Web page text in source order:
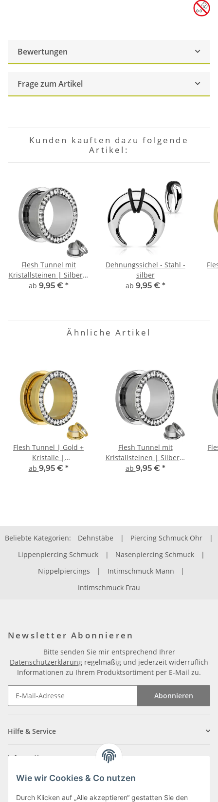
Wie wir Cookies & Co nutzen
Durch Klicken auf „Alle akzeptieren“ gestatten Sie den
Bewertungen
Frage zum Artikel
Kunden kauften dazu folgende
Artikel:
Flesh Tunnel mit
Kristallsteinen | Silber |
Chirurgenstahl
ab 9,95 € *
Dehnungssichel - Stahl -
silber
ab 9,95 € *
Ähnliche Artikel
Flesh Tunnel | Gold +
Kristalle |
Chirurgenstahl |
ab 9,95 € *
Flesh Tunnel mit
Kristallsteinen | Silber |
Chirurgenstahl
ab 9,95 € *
Beliebte Kategorien: Dehnstäbe | Piercing Schmuck Ohr
|
Lippenpiercing Schmuck
| Nasenpiercing Schmuck
|
Nippelpiercings
| Intimschmuck Mann
|
Intimschmuck Frau
Newsletter Abonnieren
Bitte senden Sie mir entsprechend Ihrer
Datenschutzerklärung regelmäßig und jederzeit widerruflich
Informationen zu Ihrem Produktsortiment per E-Mail zu.
Abonnieren
Hilfe & Service
Informationen
Zahlungsarten